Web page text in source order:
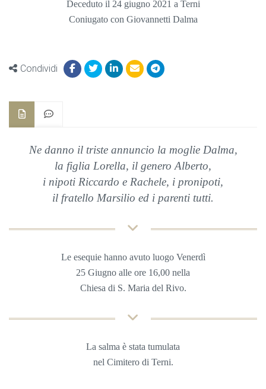
Deceduto il 24 giugno 2021 a Terni
Coniugato con Giovannetti Dalma
Condividi
Ne danno il triste annuncio la moglie Dalma,
la figlia Lorella, il genero Alberto,
i nipoti Riccardo e Rachele, i pronipoti,
il fratello Marsilio ed i parenti tutti.
Le esequie hanno avuto luogo Venerdì
25 Giugno alle ore 16,00 nella
Chiesa di S. Maria del Rivo.
La salma è stata tumulata
nel Cimitero di Terni.